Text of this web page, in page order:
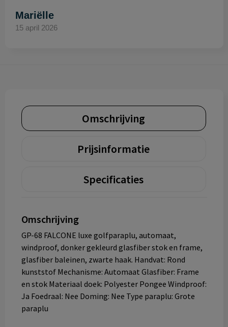
Mariëlle
15 april 2026
Omschrijving
Prijsinformatie
Specificaties
Omschrijving
GP-68 FALCONE luxe golfparaplu, automaat,
windproof, donker gekleurd glasfiber stok en frame,
glasfiber baleinen, zwarte haak. Handvat: Rond
kunststof Mechanisme: Automaat Glasfiber: Frame
en stok Materiaal doek: Polyester Pongee Windproof:
Ja Foedraal: Nee Doming: Nee Type paraplu: Grote
paraplu